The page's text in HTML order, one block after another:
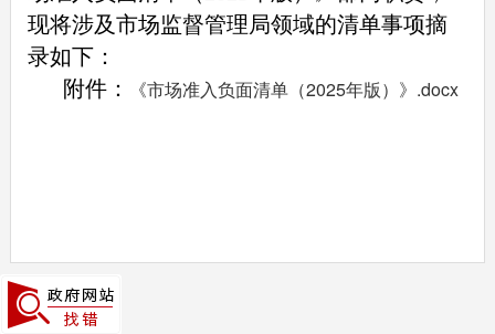
现将涉及市场监督管理局领域的清单事项摘
录如下：
附件：
《市场准入负面清单（2025年版）》.docx